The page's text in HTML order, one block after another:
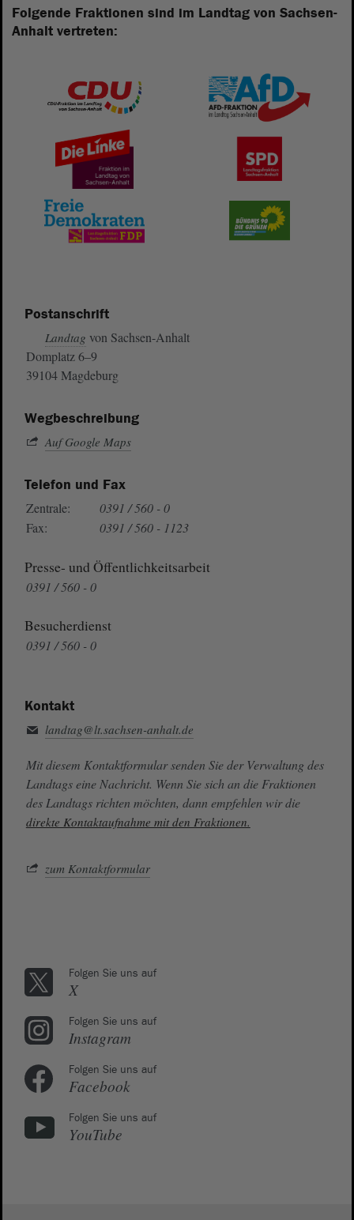
Folgende Fraktionen sind im Landtag von Sachsen-
Anhalt vertreten:
Postanschrift
Landtag von Sachsen-Anhalt
Domplatz 6–9
39104 Magdeburg
Wegbeschreibung
Auf Google Maps
Telefon und Fax
Zentrale:
0391 / 560 - 0
Fax:
0391 / 560 - 1123
Presse- und Öffentlichkeitsarbeit
0391 / 560 - 0
Besucherdienst
0391 / 560 - 0
Kontakt
landtag@lt.sachsen-anhalt.de
Mit diesem Kontaktformular senden Sie der Verwaltung des
Landtags eine Nachricht. Wenn Sie sich an die Fraktionen
des Landtags richten möchten, dann empfehlen wir die
direkte Kontaktaufnahme mit den Fraktionen.
zum Kontaktformular
Folgen Sie uns auf
X
Folgen Sie uns auf
Instagram
Folgen Sie uns auf
Facebook
Folgen Sie uns auf
YouTube